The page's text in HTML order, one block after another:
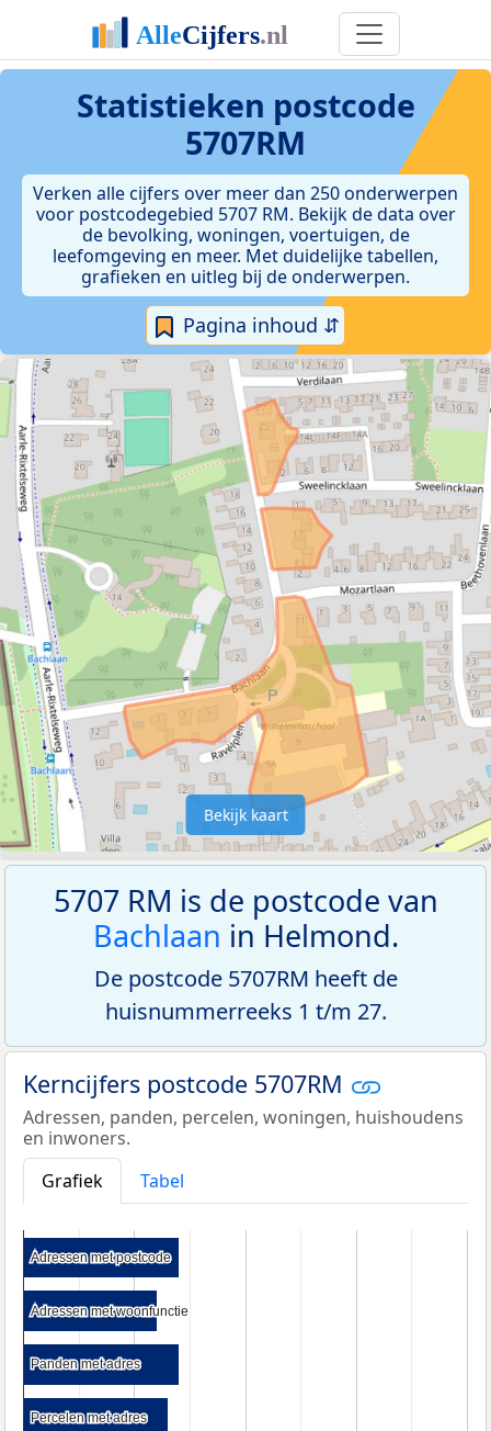
Statistieken postcode
5707RM
Verken alle cijfers over meer dan 250 onderwerpen
voor postcodegebied 5707 RM. Bekijk de data over
de bevolking, woningen, voertuigen, de
leefomgeving en meer. Met duidelijke tabellen,
grafieken en uitleg bij de onderwerpen.
Pagina inhoud ⇵
Bekijk kaart
5707 RM is de postcode van
Bachlaan in Helmond.
De postcode 5707RM heeft de
huisnummerreeks 1 t/m 27.
Kerncijfers postcode 5707RM
Adressen, panden, percelen, woningen, huishoudens
en inwoners.
Grafiek
Tabel
Adressen met postcode
Adressen met postcode
Adressen met woonfunctie
Adressen met woonfunctie
Panden met adres
Panden met adres
Percelen met adres
Percelen met adres